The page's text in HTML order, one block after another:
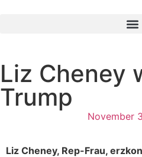
Liz Cheney
Trump
November
Liz Cheney, Rep-Frau,